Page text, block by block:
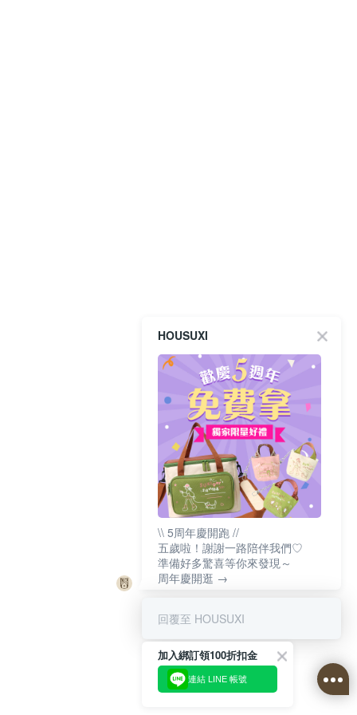
HOUSUXI
\\ 5周年慶開跑 //
五歲啦！謝謝一路陪伴我們♡
準備好多驚喜等你來發現～
周年慶開逛 →
回覆至 HOUSUXI
加入綁訂領100折扣金
連結 LINE 帳號